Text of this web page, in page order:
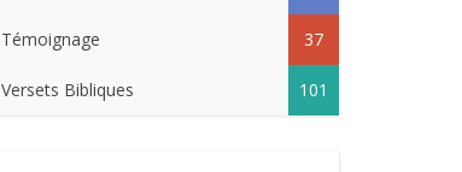
Témoignage 37
Versets Bibliques 101